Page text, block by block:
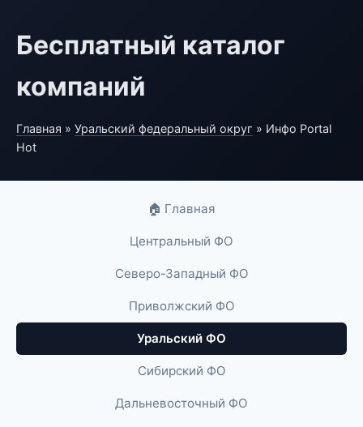
Бесплатный каталог
компаний
Главная » Уральский федеральный округ » Инфо Portal
Hot
🏠 Главная
Центральный ФО
Северо-Западный ФО
Приволжский ФО
Уральский ФО
Сибирский ФО
Дальневосточный ФО